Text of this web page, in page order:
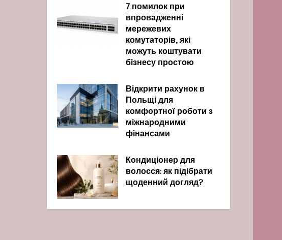
7 помилок при
впровадженні
мережевих
комутаторів, які
можуть коштувати
бізнесу простою
Відкрити рахунок в
Польщі для
комфортної роботи з
міжнародними
фінансами
Кондиціонер для
волосся: як підібрати
щоденний догляд?